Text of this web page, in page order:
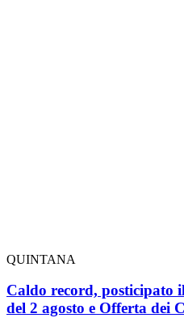
QUINTANA
Caldo record, posticipato
del 2 agosto e Offerta dei